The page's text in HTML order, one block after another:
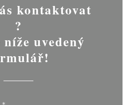
kontaktovat
?
uvedený